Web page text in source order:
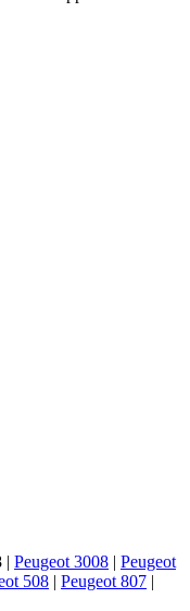
| Peugeot 3008 | Peugeot
508 | Peugeot 807 |